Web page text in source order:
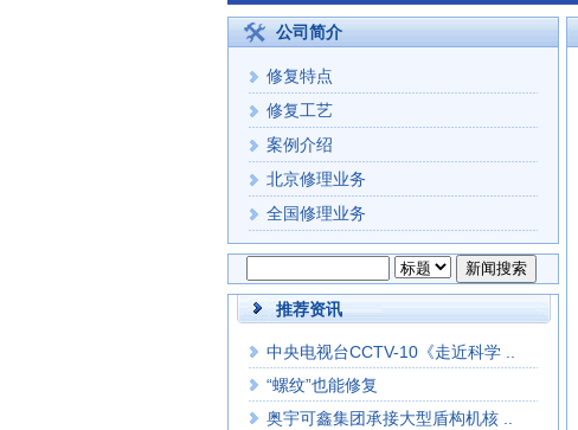
公司简介
修复特点
修复工艺
案例介绍
北京修理业务
全国修理业务
推荐资讯
中央电视台CCTV-10《走近科学 ..
“螺纹”也能修复
奥宇可鑫集团承接大型盾构机核 ..